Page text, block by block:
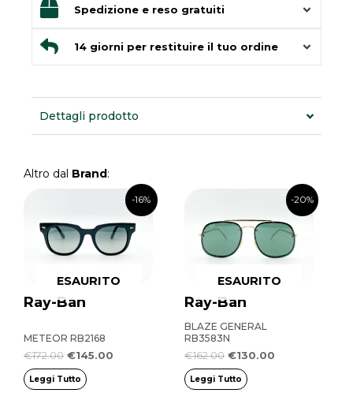
Spedizione e reso gratuiti
14 giorni per restituire il tuo ordine
Dettagli prodotto
Altro dal Brand :
-16%
Ray-Ban
ESAURITO
METEOR RB2168
€172.00
originale
era:
€172.00.
€145.00
prezzo
attuale
è:
€145.00.
Leggi Tutto
-20%
Ray-Ban
ESAURITO
BLAZE GENERAL
RB3583N
€162.00
originale
era:
€162.00.
€130.00
prezzo
attuale
è:
€130.00.
Leggi Tutto